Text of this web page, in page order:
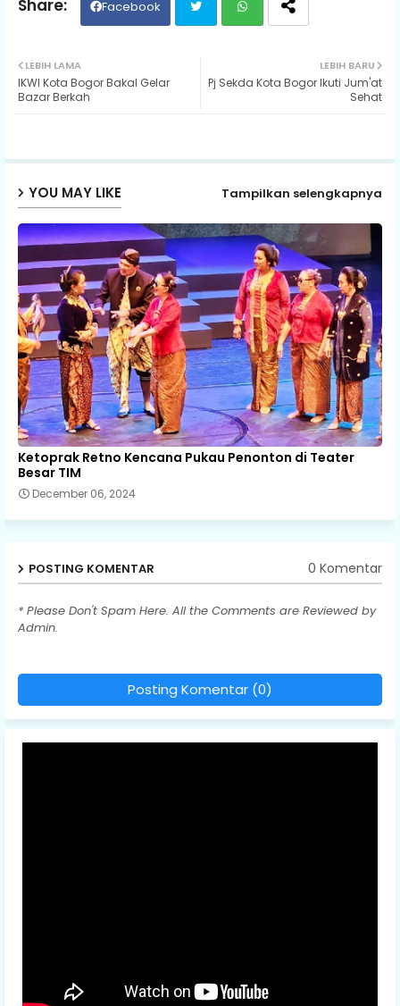
Facebook
ats
p
LEBIH BARU
Pj Sekda Kota Bogor Ikuti Jum'at
Sehat
LEBIH LAMA
IKWI Kota Bogor Bakal Gelar
Bazar Berkah
YOU MAY LIKE Tampilkan selengkapnya
Ketoprak Retno Kencana Pukau Penonton di Teater
Besar TIM
December 06, 2024
POSTING KOMENTAR 0 Komentar
* Please Don't Spam Here. All the Comments are Reviewed by
Admin.
Posting Komentar (0)